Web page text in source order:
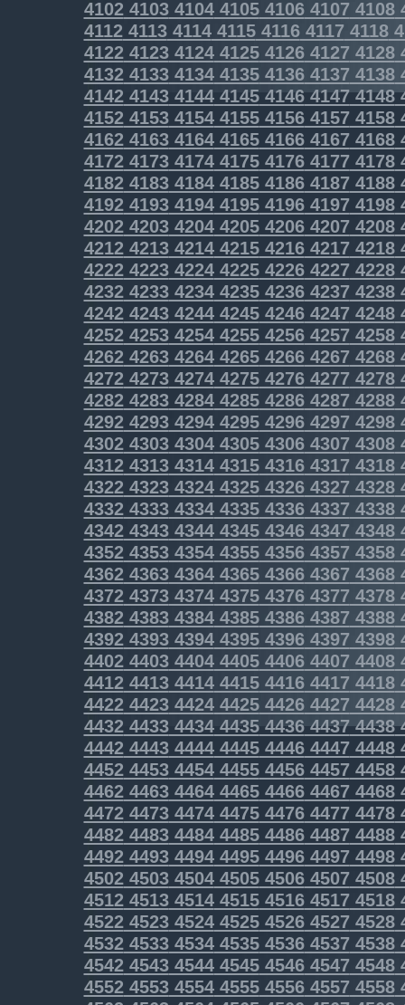
410241034104410541064107 4108
411241134114411541164117 4118
412241234124412541264127 4128
413241334134413541364137 4138
4142414341444145414641474148
4152415341544155415641574158
4162416341644165416641674168
4172417341744175417641774178
4182418341844185418641874188
4192419341944195419641974198
4202420342044205420642074208
4212421342144215421642174218
4222422342244225422642274228
4232423342344235423642374238
4242424342444245424642474248
4252425342544255425642574258
4262426342644265426642674268
4272427342744275427642774278
428242834284428542864287 4288
429242934294429542964297 4298
430243034304430543064307 4308
431243134314431543164317 4318
432243234324432543264327 4328
433243334334433543364337 4338
434243434344434543464347 4348
435243534354435543564357 4358
436243634364436543664367 4368
437243734374437543764377 4378
438243834384438543864387 4388
439243934394439543964397 4398
440244034404440544064407 4408
441244134414441544164417 4418
442244234424442544264427 4428
4432443344344435443644374438
4442444344444445444644474448
4452445344544455445644574458
4462446344644465446644674468
4472447344744475447644774478
4482448344844485448644874488
4492449344944495449644974498
4502450345044505450645074508
4512451345144515451645174518
4522452345244525452645274528
4532453345344535453645374538
4542454345444545454645474548
4552455345544555455645574558